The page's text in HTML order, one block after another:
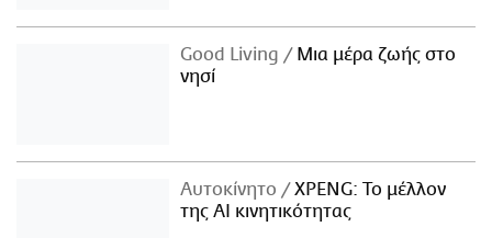
Good Living
Μια μέρα ζωής στο
νησί
Αυτοκίνητο
XPENG: Το μέλλον
της AI κινητικότητας